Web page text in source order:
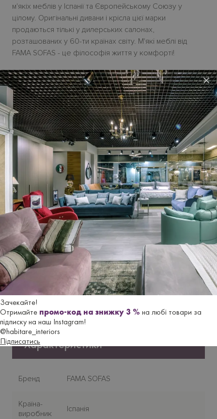
Зачекайте!
Отримайте промо-код на знижку 3 % на любі товари за
підписку на наш Instagram!
@habitare_interiors
Підписатись
×
м'якіх меблів у Іспанії та Європейському Союзу у
цілому. Оригінальні дивани і крісла цієї марки
продаються тількі у дилерських салонах,
розташованих у 60-ти країнах світу. М'якi меблі від
FAMA SOFAS - це філософія життя у комфорті!
СалонHABITARE interiors- офіційний дилер у місті
Одесі.
Кушетка LA CARACOLA -чудове рішення для вхідної
зони у приміщення:
Каркас– масив соснирізної товщини. Подушка сидіння
виробляється з пінополіуретану щільністю 35 кг/м3, а
также з фібри. Покриття –чохли з тканини. Дерев'яні
ніжки та стільниця у кольорах - натуральний, вишня,
горіх, венге, та лаковані - срібло, шампань, чорний,
димчастий, жовтий.
Можно обрати оббивку з тканини по зразкам
виробника. Усі актуальні зразки оббивки є у
дилерському салонi HABITARE interiors.
Ціна кушеткиLA CARACOLAна сайті вказана у
тканині з дерев'яної стільницею. Можлива без
Гарантійний термін- 18 місяців.
Характеристики
Бренд FAMA SOFAS
Країна-
виробник
Iспанiя